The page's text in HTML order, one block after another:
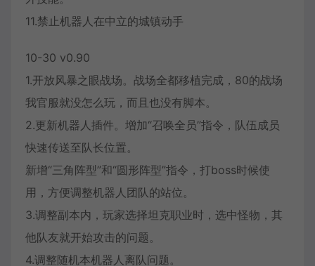
11.禁止机器人在中立的城镇动手
10-30 v0.90
1.开放风暴之眼战场。战场全都移植完成，80的战场
我官服就没怎么玩，而且也没有脚本。
2.更新机器人插件。增加“召唤全员”指令，队伍成员
快速传送至队长位置。
新增“三角阵型”和“圆形阵型”指令，打boss时候使
用，方便调整机器人团队的站位。
3.调整副本内，玩家选择坦克职业时，选中怪物，其
他队友就开始攻击的问题。
4.调整随机本机器人离队问题。